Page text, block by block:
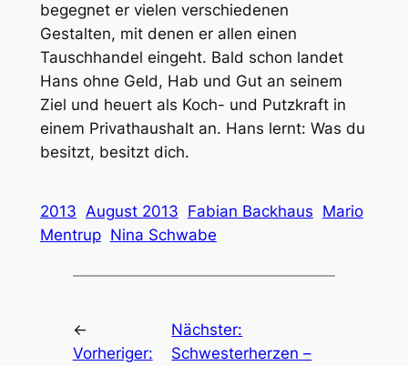
begegnet er vielen verschiedenen
Gestalten, mit denen er allen einen
Tauschhandel eingeht. Bald schon landet
Hans ohne Geld, Hab und Gut an seinem
Ziel und heuert als Koch- und Putzkraft in
einem Privathaushalt an. Hans lernt: Was du
besitzt, besitzt dich.
2013 August 2013 Fabian Backhaus Mario
Mentrup Nina Schwabe
←
Vorheriger:
Nächster:
Schwesterherzen –